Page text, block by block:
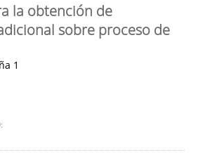
la obtención de
sobre proceso de
1